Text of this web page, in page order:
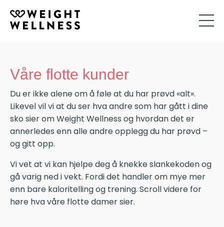
Våre flotte kunder
Du er ikke alene om å føle at du har prøvd «alt».
Likevel vil vi at du ser hva andre som har gått i dine
sko sier om Weight Wellness og hvordan det er
annerledes enn alle andre opplegg du har prøvd –
og gitt opp.
Vi vet at vi kan hjelpe deg å knekke slankekoden og
gå varig ned i vekt. Fordi det handler om mye mer
enn bare kaloritelling og trening. Scroll videre for
høre hva våre flotte damer sier.